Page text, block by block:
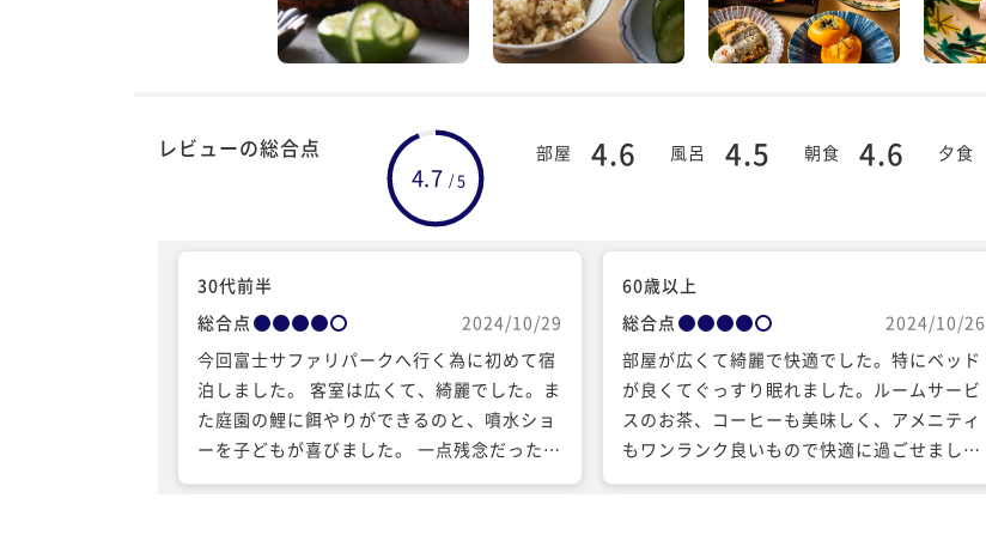
レビューの総合点
4.7 /5
部屋 4.6 風呂 4.5 朝食 4.6 夕食
30代前半
総合点
2024/10/29
今回富士サファリパークへ行く為に初めて宿
泊しました。 客室は広くて、綺麗でした。ま
た庭園の鯉に餌やりができるのと、噴水ショ
ーを子どもが喜びました。 一点残念だったの
が、鉄板焼の女性スタッフがずっと笑顔無
60歳以上
総合点
2024/10/26
部屋が広くて綺麗で快適でした。特にベッド
が良くてぐっすり眠れました。ルームサービ
スのお茶、コーヒーも美味しく、アメニティ
もワンランク良いもので快適に過ごせまし
た。95歳の義母も朝食を美味しくたべて満足